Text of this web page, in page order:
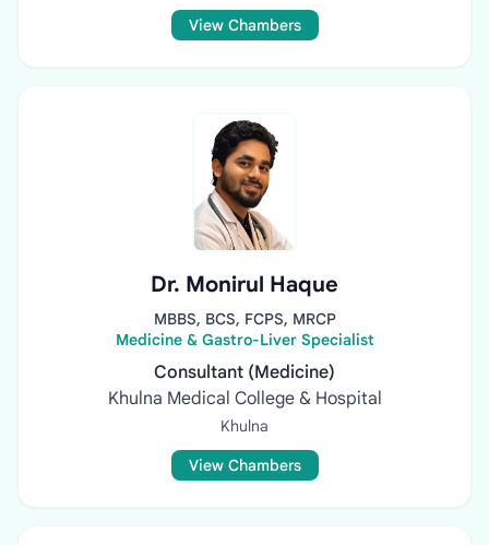
View Chambers
Dr. Monirul Haque
MBBS, BCS, FCPS, MRCP
Medicine & Gastro-Liver Specialist
Consultant (Medicine)
Khulna Medical College & Hospital
Khulna
View Chambers